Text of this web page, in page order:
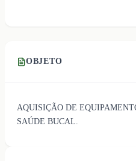
OBJETO
AQUISIÇÃO DE
SAÚDE BUCAL.